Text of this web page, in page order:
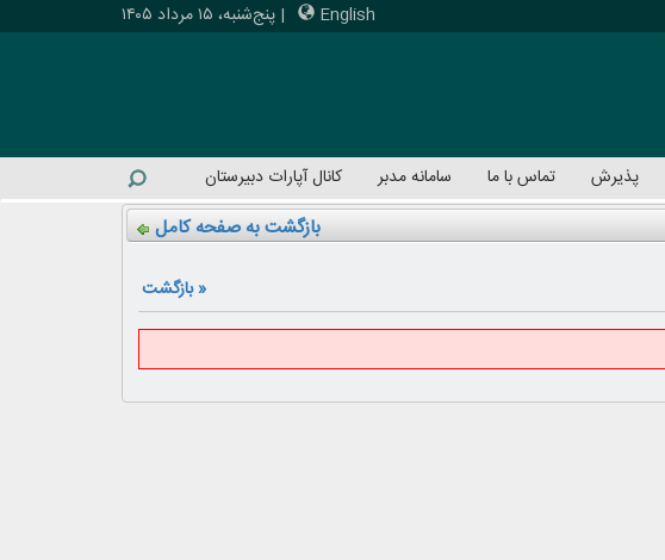
English
| پنج‌شنبه، ۱۵ مرداد ۱۴۰۵
پذیرش تماس با ما سامانه مدبر کانال آپارات دبیرستان
بازگشت به صفحه کامل
« بازگشت